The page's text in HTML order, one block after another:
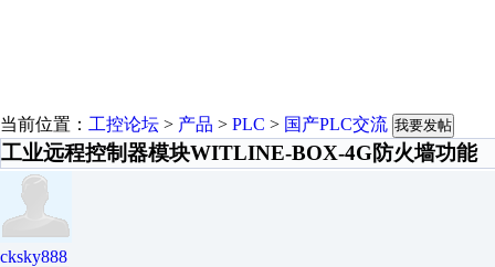
当前位置： 工控论坛 > 产品 > PLC > 国产PLC交流 我要发帖
工业远程控制器模块WITLINE-BOX-4G防火墙功能
cksky888